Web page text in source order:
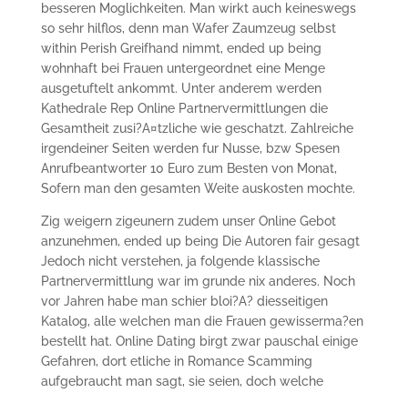
besseren Moglichkeiten. Man wirkt auch keineswegs
so sehr hilflos, denn man Wafer Zaumzeug selbst
within Perish Greifhand nimmt, ended up being
wohnhaft bei Frauen untergeordnet eine Menge
ausgetuftelt ankommt. Unter anderem werden
Kathedrale Rep Online Partnervermittlungen die
Gesamtheit zusi?A¤tzliche wie geschatzt. Zahlreiche
irgendeiner Seiten werden fur Nusse, bzw Spesen
Anrufbeantworter 10 Euro zum Besten von Monat,
Sofern man den gesamten Weite auskosten mochte.
Zig weigern zigeunern zudem unser Online Gebot
anzunehmen, ended up being Die Autoren fair gesagt
Jedoch nicht verstehen, ja folgende klassische
Partnervermittlung war im grunde nix anderes. Noch
vor Jahren habe man schier bloi?A? diesseitigen
Katalog, alle welchen man die Frauen gewisserma?en
bestellt hat. Online Dating birgt zwar pauschal einige
Gefahren, dort etliche in Romance Scamming
aufgebraucht man sagt, sie seien, doch welche